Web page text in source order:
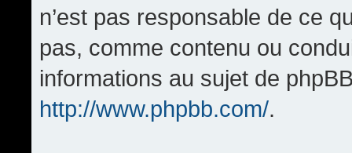
n’est pas responsable de ce
pas, comme contenu ou
informations au sujet de
http://www.phpbb.com/.